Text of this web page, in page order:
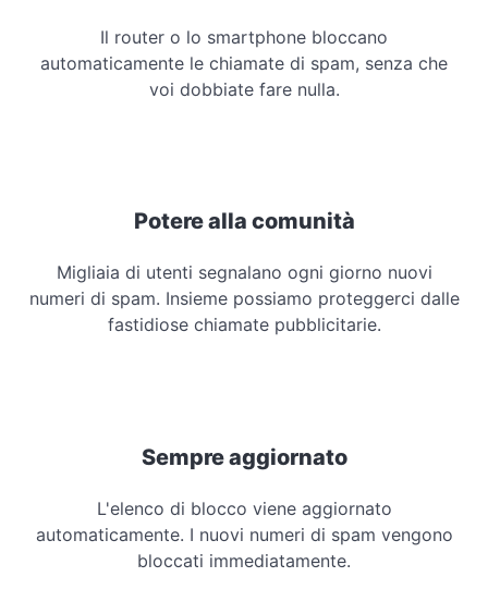
Il router o lo smartphone bloccano
automaticamente le chiamate di spam, senza che
voi dobbiate fare nulla.
Potere alla comunità
Migliaia di utenti segnalano ogni giorno nuovi
numeri di spam. Insieme possiamo proteggerci dalle
fastidiose chiamate pubblicitarie.
Sempre aggiornato
L'elenco di blocco viene aggiornato
automaticamente. I nuovi numeri di spam vengono
bloccati immediatamente.